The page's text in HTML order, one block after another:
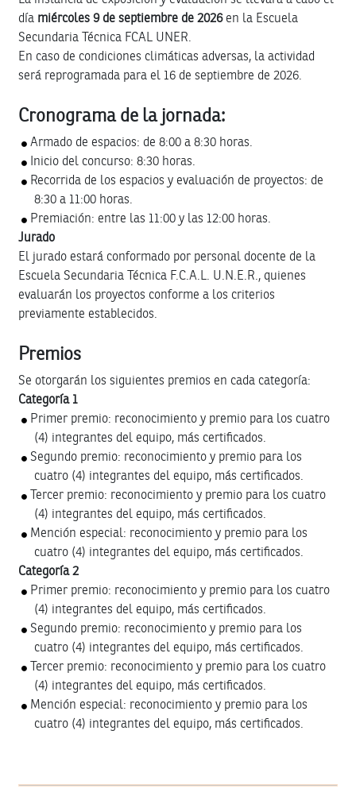
día miércoles 9 de septiembre de 2026en la Escuela
Secundaria Técnica FCAL UNER.
En caso de condiciones climáticas adversas, la actividad
será reprogramada para el 16 de septiembre de 2026.
Cronograma de la jornada:
Armado de espacios: de 8:00 a 8:30 horas.
Inicio del concurso: 8:30 horas.
Recorrida de los espacios y evaluación de proyectos: de
8:30 a 11:00 horas.
Premiación: entre las 11:00 y las 12:00 horas.
Jurado
El jurado estará conformado por personal docente de la
Escuela Secundaria Técnica F.C.A.L. U.N.E.R., quienes
evaluarán los proyectos conforme a los criterios
previamente establecidos.
Premios
Se otorgarán los siguientes premios en cada categoría:
Categoría 1
Primer premio: reconocimiento y premio para los cuatro
(4) integrantes del equipo, más certificados.
Segundo premio: reconocimiento y premio para los
cuatro (4) integrantes del equipo, más certificados.
Tercer premio: reconocimiento y premio para los cuatro
(4) integrantes del equipo, más certificados.
Mención especial: reconocimiento y premio para los
cuatro (4) integrantes del equipo, más certificados.
Categoría 2
Primer premio: reconocimiento y premio para los cuatro
(4) integrantes del equipo, más certificados.
Segundo premio: reconocimiento y premio para los
cuatro (4) integrantes del equipo, más certificados.
Tercer premio: reconocimiento y premio para los cuatro
(4) integrantes del equipo, más certificados.
Mención especial: reconocimiento y premio para los
cuatro (4) integrantes del equipo, más certificados.